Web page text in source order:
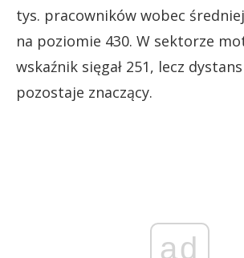
tys. pracowników wobec
na poziomie 430. W sektorze
wskaźnik sięgał 251, lecz
pozostaje znaczący.
ad